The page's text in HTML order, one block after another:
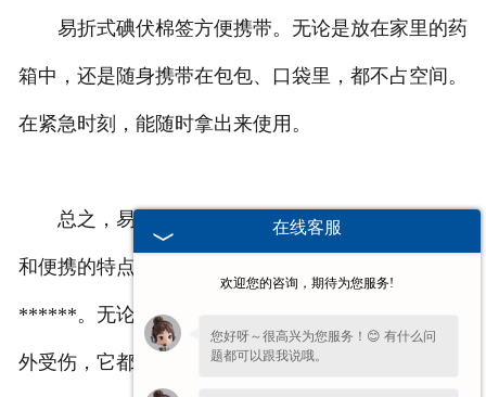
易折式碘伏棉签方便携带。无论是放在家里的药
箱中，还是随身携带在包包、口袋里，都不占空间。
在紧急时刻，能随时拿出来使用。
总之，易折式碘伏棉签以其便捷、卫生、******
和便携的特点，为我们处理伤口提供了安全的
******。无论是家庭日常的小擦伤，还是外出时的意
外受伤，它都是值得信赖的好帮手。让我们在面对各
在线客服
欢迎您的咨询，期待为您服务!
您好呀～很高兴为您服务！😊 有什么问
题都可以跟我说哦。